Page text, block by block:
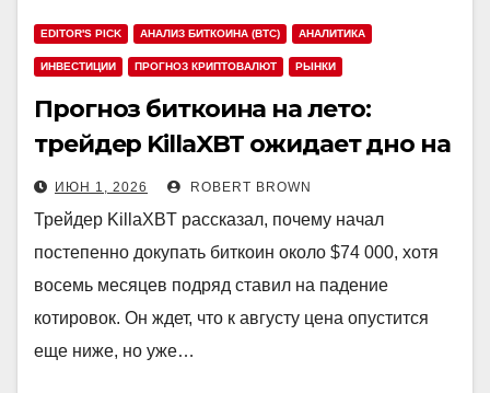
EDITOR'S PICK АНАЛИЗ БИТКОИНА (BTC) АНАЛИТИКА
ИНВЕСТИЦИИ ПРОГНОЗ КРИПТОВАЛЮТ РЫНКИ
Прогноз биткоина на лето:
трейдер KillaXBT ожидает дно на
$45 000-55 000
ИЮН 1, 2026 ROBERT BROWN
Трейдер KillaXBT рассказал, почему начал
постепенно докупать биткоин около $74 000, хотя
восемь месяцев подряд ставил на падение
котировок. Он ждет, что к августу цена опустится
еще ниже, но уже…